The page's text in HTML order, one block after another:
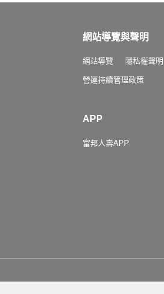
網站導覽與聲明
網站導覽 隱私權聲明
營運持續管理政策
APP
富邦人壽APP